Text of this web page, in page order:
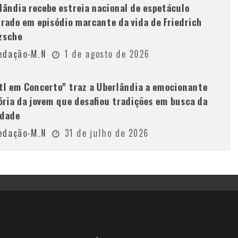
recebe estreia nacional de espetáculo
em episódio marcante da vida de Friedrich
M.N 1 de agosto de 2026
em Concerto” traz a Uberlândia a emocionante
da jovem que desafiou tradições em busca da
M.N 31 de julho de 2026